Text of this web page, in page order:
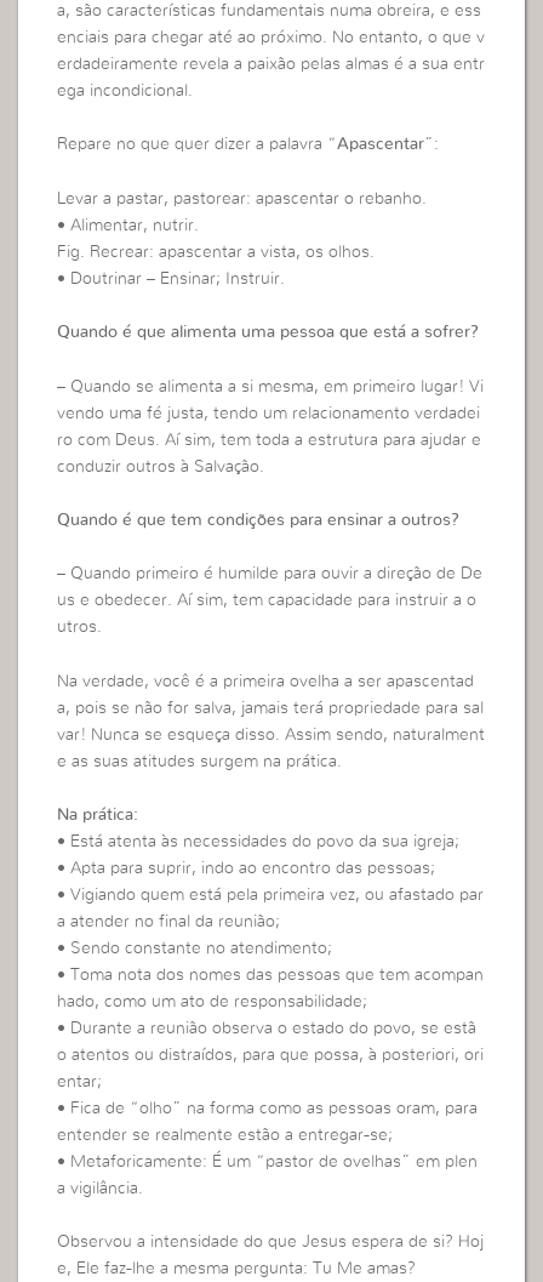
a, são características fundamentais numa obreira, e ess
enciais para chegar até ao próximo. No entanto, o que v
erdadeiramente revela a paixão pelas almas é a sua entr
ega incondicional.
Repare no que quer dizer a palavra “Apascentar”:
Levar a pastar, pastorear: apascentar o rebanho.
• Alimentar, nutrir.
Fig. Recrear: apascentar a vista, os olhos.
• Doutrinar – Ensinar; Instruir.
Quando é que alimenta uma pessoa que está a sofrer?
– Quando se alimenta a si mesma, em primeiro lugar! Vi
vendo uma fé justa, tendo um relacionamento verdadei
ro com Deus. Aí sim, tem toda a estrutura para ajudar e
conduzir outros à Salvação.
Quando é que tem condições para ensinar a outros?
– Quando primeiro é humilde para ouvir a direção de De
us e obedecer. Aí sim, tem capacidade para instruir a o
utros.
Na verdade, você é a primeira ovelha a ser apascentad
a, pois se não for salva, jamais terá propriedade para sal
var! Nunca se esqueça disso. Assim sendo, naturalment
e as suas atitudes surgem na prática.
Na prática:
• Está atenta às necessidades do povo da sua igreja;
• Apta para suprir, indo ao encontro das pessoas;
• Vigiando quem está pela primeira vez, ou afastado par
a atender no final da reunião;
• Sendo constante no atendimento;
• Toma nota dos nomes das pessoas que tem acompan
hado, como um ato de responsabilidade;
• Durante a reunião observa o estado do povo, se estã
o atentos ou distraídos, para que possa, à posteriori, ori
entar;
• Fica de “olho” na forma como as pessoas oram, para
entender se realmente estão a entregar-se;
• Metaforicamente: É um “pastor de ovelhas” em plen
a vigilância.
Observou a intensidade do que Jesus espera de si? Hoj
e, Ele faz-lhe a mesma pergunta: Tu Me amas?